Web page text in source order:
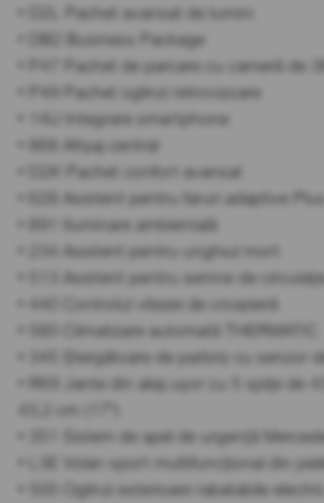
• D2L Pachet avansat de lumini
• DB2 Business Package
• P47 Pachet de parcare cu cameră de
• P49 Pachet oglinzi retrovizoare
• 14U Integrare smartphone
• 868 Afișaj central
• D2K Pachet confort avansat
• 628 Asistent pentru faruri adaptive Plus
• 891 Iluminare ambientală
• 234 Asistent pentru unghiul mort
• 513 Asistent pentru semne de circulație
• 440 Controlul vitezei de croazieră
• 580 Climatizare automată THERMATIC
• 345 Ștergătoare de parbriz cu senzor
• R69 Jante din aliaj ușor cu 5 spițe de
43,2 cm (17")
• 351 Sistem de apel de urgență
• L3E Volan sport multifuncțional din
• 500 Oglinzi exterioare rabatabile electric